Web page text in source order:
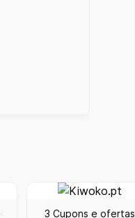
3 Cupons e ofertas